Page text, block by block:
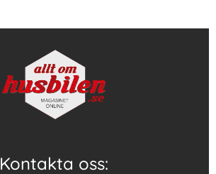
Kontakta oss: